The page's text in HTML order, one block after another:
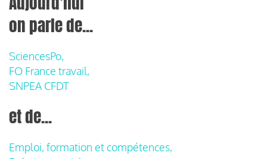
on parle de...
SciencesPo,
FO France travail,
SNPEA CFDT
et de...
Emploi, formation et compétences,